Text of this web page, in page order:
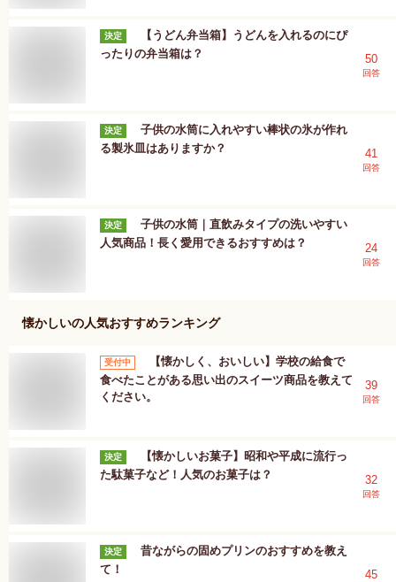
決定
【うどん弁当箱】うどんを入れるのにぴ
ったりの弁当箱は？
50
回答
決定
子供の水筒に入れやすい棒状の氷が作れ
る製氷皿はありますか？
41
回答
決定
子供の水筒｜直飲みタイプの洗いやすい
人気商品！長く愛用できるおすすめは？
24
回答
懐かしいの人気おすすめランキング
受付中
【懐かしく、おいしい】学校の給食で
食べたことがある思い出のスイーツ商品を教えて
ください。
39
回答
決定
【懐かしいお菓子】昭和や平成に流行っ
た駄菓子など！人気のお菓子は？
32
回答
決定
昔ながらの固めプリンのおすすめを教え
て！
45